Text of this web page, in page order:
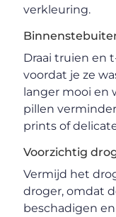
verkleuring.
Draai truien en
voordat je ze
langer mooi en
pillen
prints of
Voorzichtig
Vermijd het
droger, omdat
beschadigen